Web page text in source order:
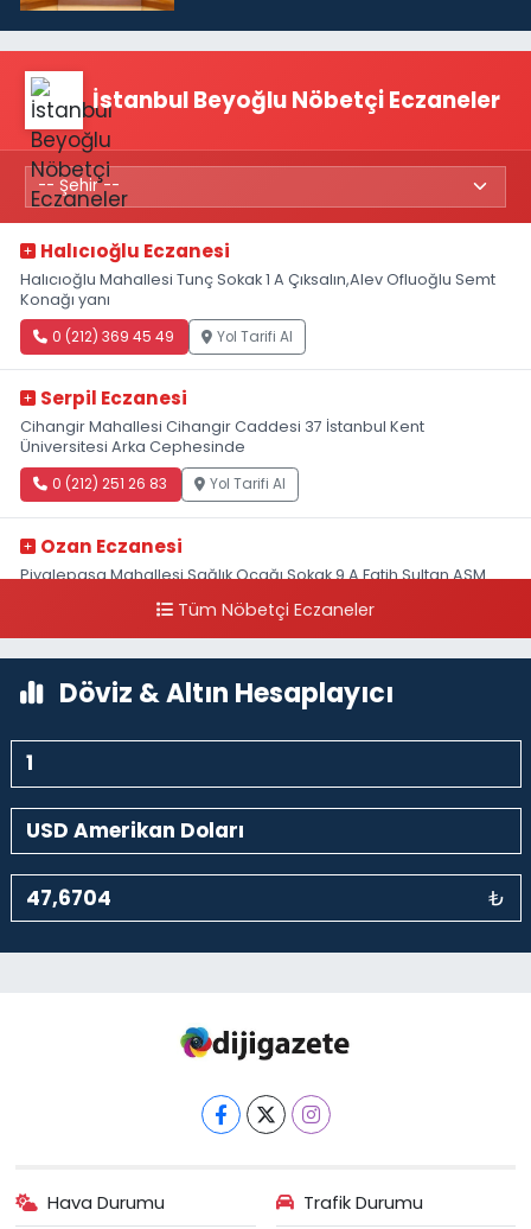
İstanbul Beyoğlu Nöbetçi Eczaneler
Halıcıoğlu Eczanesi
Halıcıoğlu Mahallesi Tunç Sokak 1 A Çıksalın,Alev Ofluoğlu Semt
Konağı yanı
0 (212) 369 45 49 Yol Tarifi Al
Serpil Eczanesi
Cihangir Mahallesi Cihangir Caddesi 37 İstanbul Kent
Üniversitesi Arka Cephesinde
0 (212) 251 26 83 Yol Tarifi Al
Ozan Eczanesi
Piyalepaşa Mahallesi Sağlık Ocağı Sokak 9 A Fatih Sultan ASM
Tüm Nöbetçi Eczaneler
Döviz & Altın Hesaplayıcı
₺
Hava Durumu Trafik Durumu